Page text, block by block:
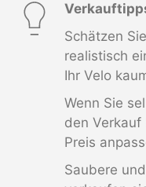
Schätzen
realistisch
Ihr Velo
Wenn Sie
den
Preis
Saubere